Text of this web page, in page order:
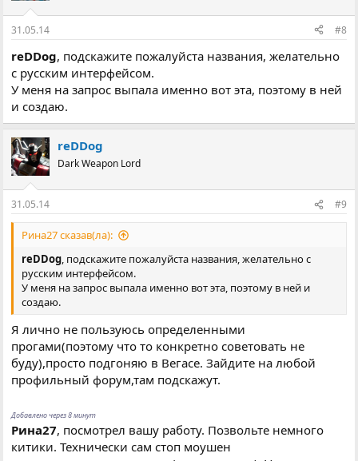
31.05.14 #8
reDDog, подскажите пожалуйста названия, желательно
с русским интерфейсом.
У меня на запрос выпала именно вот эта, поэтому в ней
и создаю.
reDDog
Dark Weapon Lord
31.05.14 #9
Рина27 сказав(ла):
reDDog, подскажите пожалуйста названия, желательно с
русским интерфейсом.
У меня на запрос выпала именно вот эта, поэтому в ней и
создаю.
Я лично не пользуюсь определенными
прогами(поэтому что то конкретно советовать не
буду),просто подгоняю в Вегасе. Зайдите на любой
профильный форум,там подскажут.
Добавлено через 8 минут
Рина27, посмотрел вашу работу. Позвольте немного
китики. Технически сам стоп моушен